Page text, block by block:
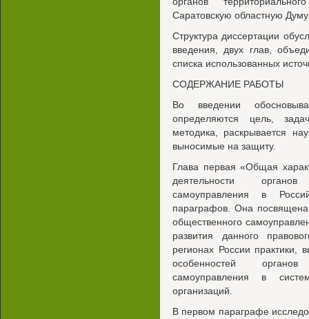
Саратовскую областную
Структура диссертации
введения, двух глав,
списка использованных
СОДЕРЖАНИЕ РАБОТЫ
Во введении
определяются цель,
методика, раскрывается
выносимые на защиту.
Глава первая «Общая
деятельности органов
самоуправления в
параграфов. Она посвящена
общественного
развития данного
регионах России
особенностей органов
самоуправления в
организаций.
В первом параграфе